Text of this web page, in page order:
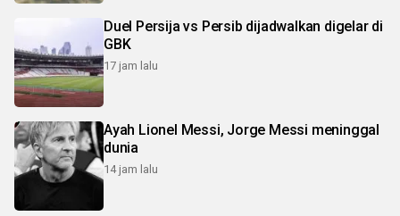
Duel Persija vs Persib dijadwalkan digelar di
GBK
17 jam lalu
Ayah Lionel Messi, Jorge Messi meninggal
dunia
14 jam lalu